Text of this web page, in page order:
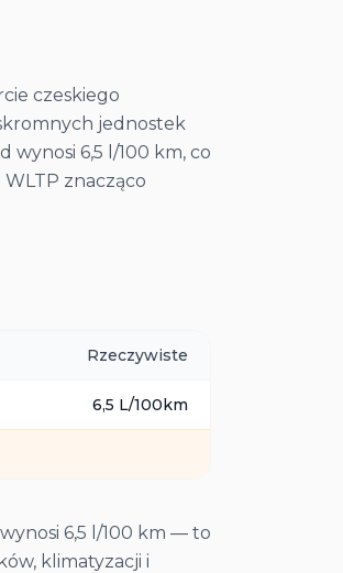
czeskiego
jednostek
wynosi 6,5 l/100 km, co
znacząco
Rzeczywiste
6,5 L/100km
6,5 l/100 km — to
klimatyzacji i